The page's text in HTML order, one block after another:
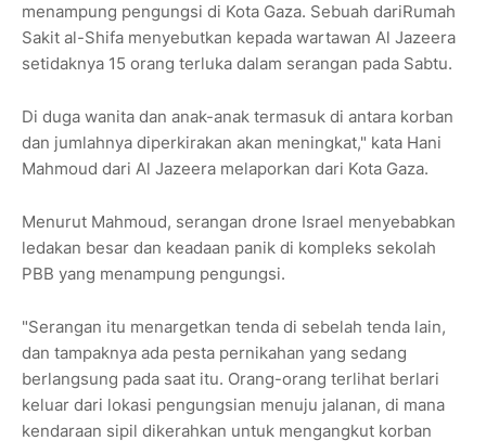
menampung pengungsi di Kota Gaza. Sebuah dariRumah
Sakit al-Shifa menyebutkan kepada wartawan Al Jazeera
setidaknya 15 orang terluka dalam serangan pada Sabtu.
Di duga wanita dan anak-anak termasuk di antara korban
dan jumlahnya diperkirakan akan meningkat," kata Hani
Mahmoud dari Al Jazeera melaporkan dari Kota Gaza.
Menurut Mahmoud, serangan drone Israel menyebabkan
ledakan besar dan keadaan panik di kompleks sekolah
PBB yang menampung pengungsi.
"Serangan itu menargetkan tenda di sebelah tenda lain,
dan tampaknya ada pesta pernikahan yang sedang
berlangsung pada saat itu. Orang-orang terlihat berlari
keluar dari lokasi pengungsian menuju jalanan, di mana
kendaraan sipil dikerahkan untuk mengangkut korban